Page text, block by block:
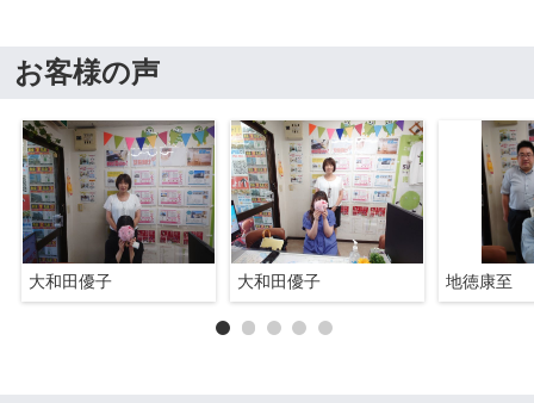
お客様の声
大和田優子 大和田優子 地徳康至